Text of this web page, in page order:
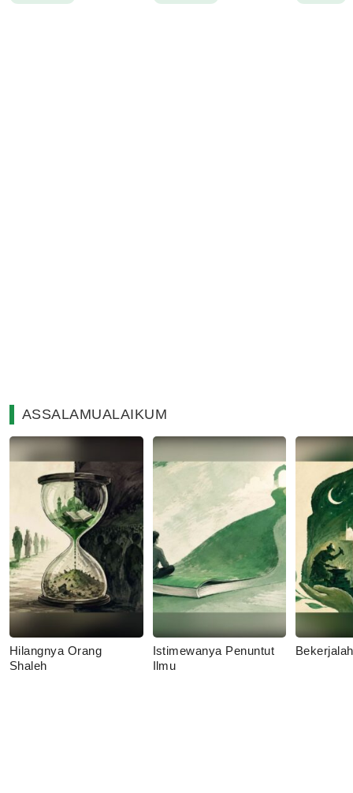
ASSALAMUALAIKUM
Hilangnya Orang
Shaleh
Istimewanya Penuntut
Ilmu
Bekerjalah